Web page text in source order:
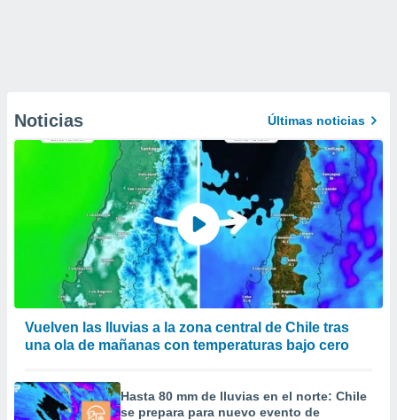
Noticias Últimas noticias
Vuelven las lluvias a la zona central de Chile tras
una ola de mañanas con temperaturas bajo cero
Hasta 80 mm de lluvias en el norte: Chile
se prepara para nuevo evento de